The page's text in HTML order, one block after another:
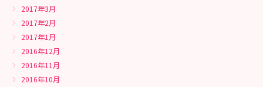
2017年3月
2017年2月
2017年1月
2016年12月
2016年11月
2016年10月